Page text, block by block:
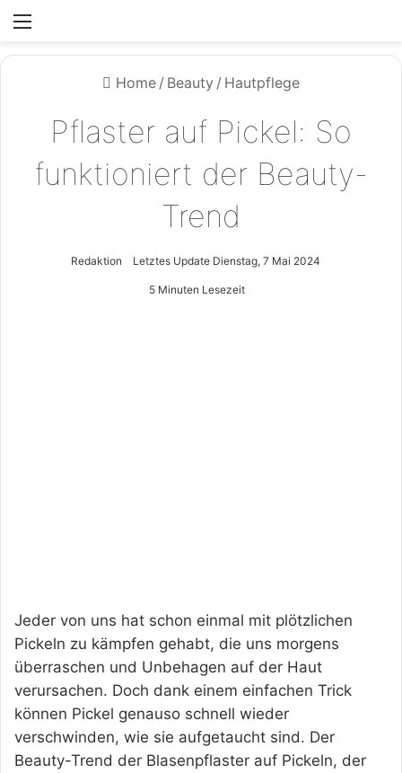
Home / Beauty / Hautpflege
Pflaster auf Pickel: So
funktioniert der Beauty-
Trend
Redaktion Letztes Update Dienstag, 7 Mai 2024
5 Minuten Lesezeit
Jeder von uns hat schon einmal mit plötzlichen
Pickeln zu kämpfen gehabt, die uns morgens
überraschen und Unbehagen auf der Haut
verursachen. Doch dank einem einfachen Trick
können Pickel genauso schnell wieder
verschwinden, wie sie aufgetaucht sind. Der
Beauty-Trend der Blasenpflaster auf Pickeln, der